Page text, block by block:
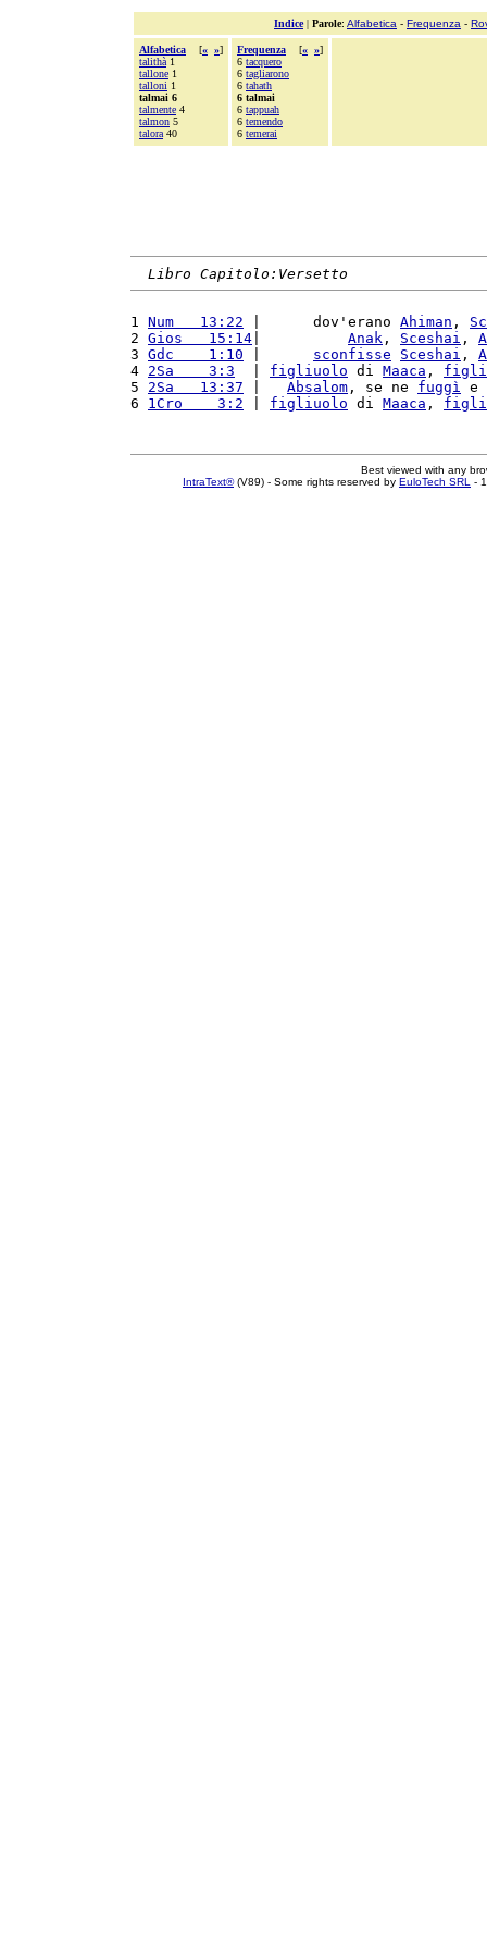
Indice| Parole: Alfabetica - Frequenza -
Alfabetica [« »]
talithà 1
tallone 1
talloni 1
talmai 6
talmente 4
talmon 5
talora 40
Frequenza [« »]
6 tacquero
6 tagliarono
6 tahath
6 talmai
6 tappuah
6 temendo
6 temerai
Libro Capitolo:Versetto
1 Num   13:22 |      dov'erano Ahiman ,
2 Gios   15:14 Anak , Sceshai ,
3 Gdc    1:10 sconfisse Sceshai ,
4 2Sa    3:3 figliuolo di Maaca ,
5 2Sa   13:37 Absalom , se ne fuggì e
6 1Cro    3:2 figliuolo di Maaca ,
Best viewed with any
IntraText®(V89) - Some rights reserved by EuloTech SRL -